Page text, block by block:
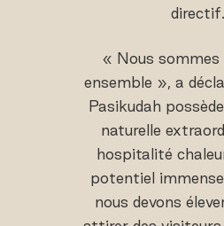
directif.
« Nous
ensemble », a
Pasikudah
naturelle
hospitalité
potentiel
nous devons